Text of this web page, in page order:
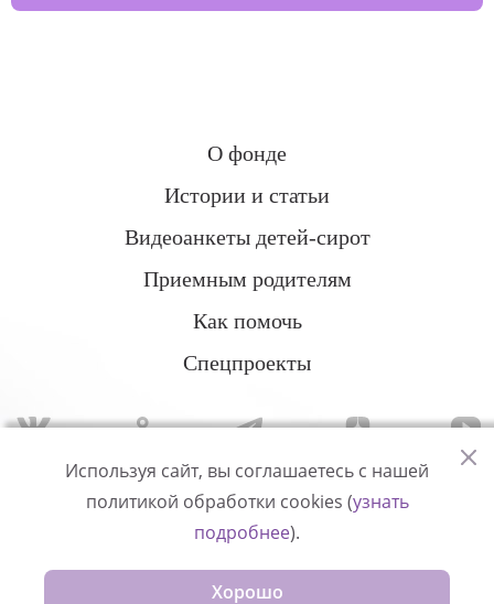
О фонде
Истории и статьи
Видеоанкеты детей-сирот
Приемным родителям
Как помочь
Спецпроекты
Политика конфиденциальности
© Измени одну жизнь
Используя сайт, вы соглашаетесь с нашей
политикой обработки cookies (узнать
подробнее).
Хорошо